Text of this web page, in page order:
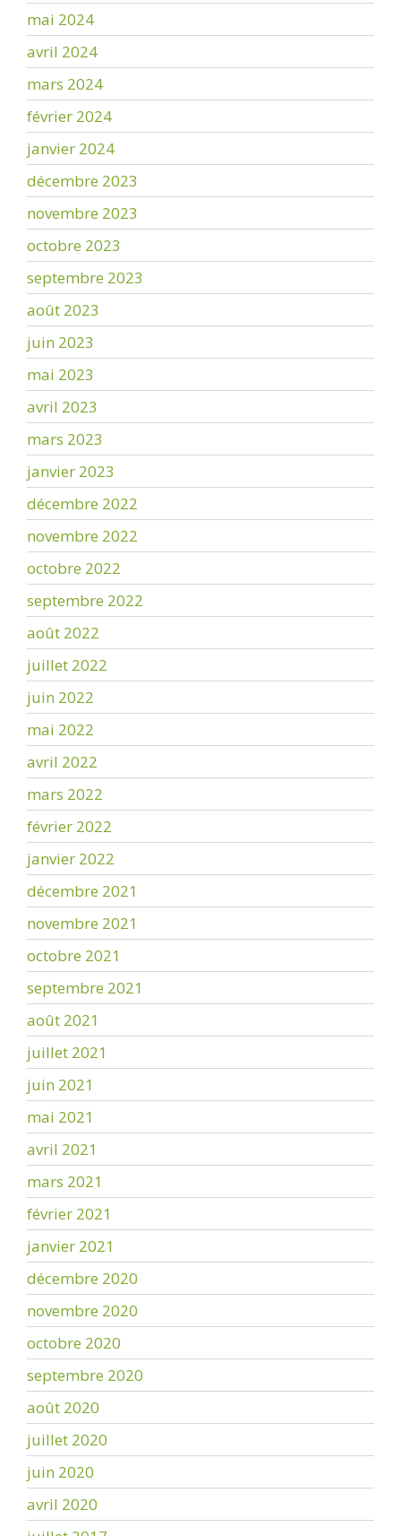
mai 2024
avril 2024
mars 2024
février 2024
janvier 2024
décembre 2023
novembre 2023
octobre 2023
septembre 2023
août 2023
juin 2023
mai 2023
avril 2023
mars 2023
janvier 2023
décembre 2022
novembre 2022
octobre 2022
septembre 2022
août 2022
juillet 2022
juin 2022
mai 2022
avril 2022
mars 2022
février 2022
janvier 2022
décembre 2021
novembre 2021
octobre 2021
septembre 2021
août 2021
juillet 2021
juin 2021
mai 2021
avril 2021
mars 2021
février 2021
janvier 2021
décembre 2020
novembre 2020
octobre 2020
septembre 2020
août 2020
juillet 2020
juin 2020
avril 2020